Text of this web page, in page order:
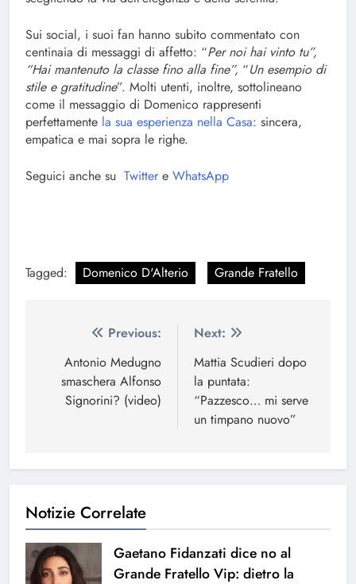
Sui social, i suoi fan hanno subito commentato con
centinaia di messaggi di affetto: “Per noi hai vinto tu”,
“Hai mantenuto la classe fino alla fine”, “Un esempio di
stile e gratitudine”. Molti utenti, inoltre, sottolineano
come il messaggio di Domenico rappresenti
perfettamente la sua esperienza nella Casa: sincera,
empatica e mai sopra le righe.
Seguici anche su Twitter e WhatsApp
Tagged: Domenico D'Alterio Grande Fratello
Navigazione
articoli
Previous:
Antonio Medugno
smaschera Alfonso
Signorini? (video)
Next:
Mattia Scudieri dopo
la puntata:
“Pazzesco… mi serve
un timpano nuovo”
Notizie Correlate
Gaetano Fidanzati dice no al
Grande Fratello Vip: dietro la